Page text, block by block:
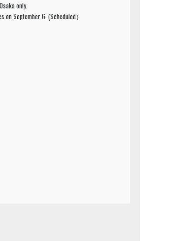
only.
on September 6. (Scheduled）